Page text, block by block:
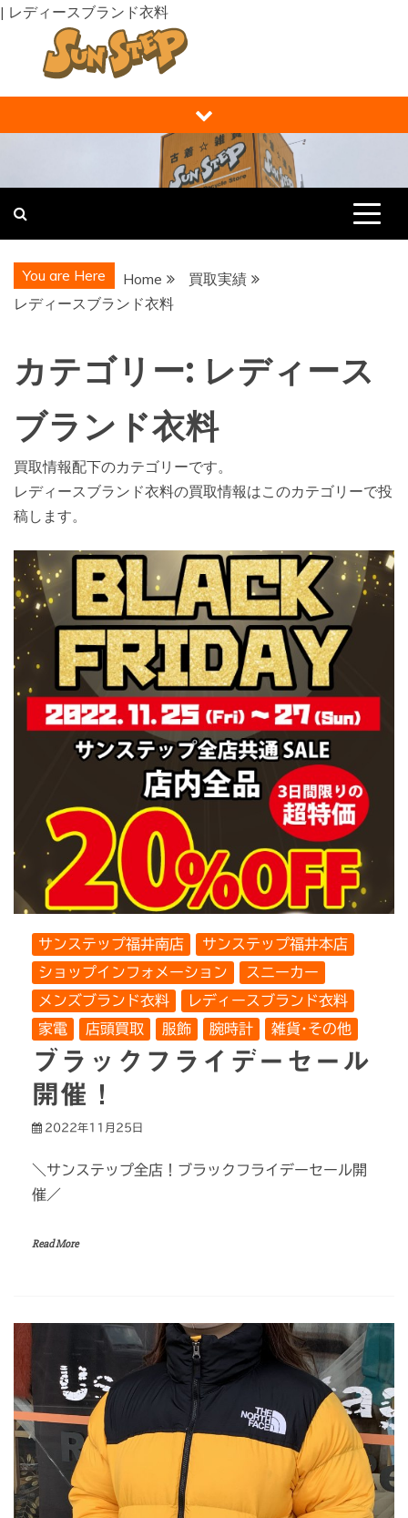
| レディースブランド衣料
to
福井の買取り・販売 サンステップ [
RECYCLE STORE ]
福井の買取販売ならサンステップへ。メンズ・レディース衣
類・ブランド品・バッグ・時計・家具・家電・ホビー・雑
You are Here Home
買取実績
レディースブランド衣料
カテゴリー: レディース
ブランド衣料
買取情報配下のカテゴリーです。
レディースブランド衣料の買取情報はこのカテゴリーで投
稿します。
サンステップ福井南店
サンステップ福井本店
ショップインフォメーション
スニーカー
メンズブランド衣料
レディースブランド衣料
家電
店頭買取 服飾 腕時計 雑貨･その他
ブラックフライデーセール
開催！
2022年11月25日
＼サンステップ全店！ブラックフライデーセール開
催／
Read More